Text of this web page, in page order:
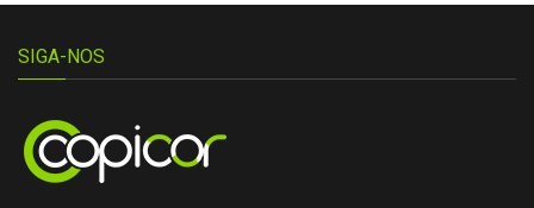
SIGA-NOS